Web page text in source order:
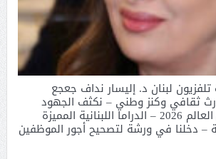
لبنان د. إليسار نداف جعجع
ثقافي وكنز وطني – نكثف الجهود
لنقل مباريات كأس العالم 2026 – الدراما اللبنانية المميزة
دخلنا في ورشة لتصحيح أجور الموظفين